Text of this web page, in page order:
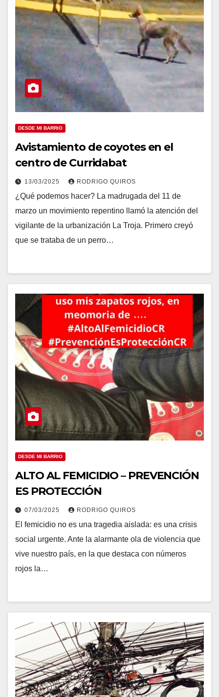
DESDE MI BARRIO
Avistamiento de coyotes en el
centro de Curridabat
13/03/2025 RODRIGO QUIROS
¿Qué podemos hacer? La madrugada del 11 de
marzo un movimiento repentino llamó la atención del
vigilante de la urbanización La Troja. Primero creyó
que se trataba de un perro…
DESDE MI BARRIO
ALTO AL FEMICIDIO – PREVENCIÓN
ES PROTECCIÓN
07/03/2025 RODRIGO QUIROS
El femicidio no es una tragedia aislada: es una crisis
social urgente. Ante la alarmante ola de violencia que
vive nuestro país, en la que destaca con números
rojos la…